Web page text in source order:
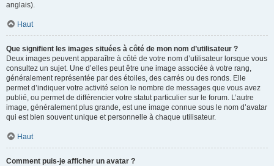
anglais).
Haut
Que signifient les images situées à côté de mon nom d’utilisateur ?
Deux images peuvent apparaître à côté de votre nom d’utilisateur lorsque vous
consultez un sujet. Une d’elles peut être une image associée à votre rang,
généralement représentée par des étoiles, des carrés ou des ronds. Elle
permet d’indiquer votre activité selon le nombre de messages que vous avez
publié, ou permet de différencier votre statut particulier sur le forum. L’autre
image, généralement plus grande, est une image connue sous le nom d’avatar
qui est bien souvent unique et personnelle à chaque utilisateur.
Haut
Comment puis-je afficher un avatar ?